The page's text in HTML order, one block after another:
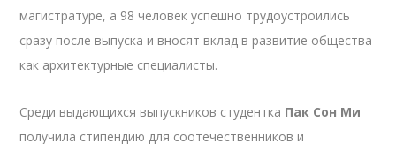
магистратуре, а 98 человек успешно трудоустроились
сразу после выпуска и вносят вклад в развитие общества
как архитектурные специалисты.
Среди выдающихся выпускников студентка Пак Сон Ми
получила стипендию для соотечественников и